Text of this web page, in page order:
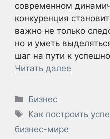
современном
конкуренция
важно не только
но и уметь
шаг на пути к
Читать далее
Рубрики
Бизнес
Метки
Как построить
бизнес-мире